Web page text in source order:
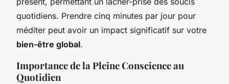
quotidiens. Prendre cinq minutes par jour pour
méditer peut avoir un impact significatif sur votre
bien-être global.
Importance de la Pleine Conscience au
Quotidien